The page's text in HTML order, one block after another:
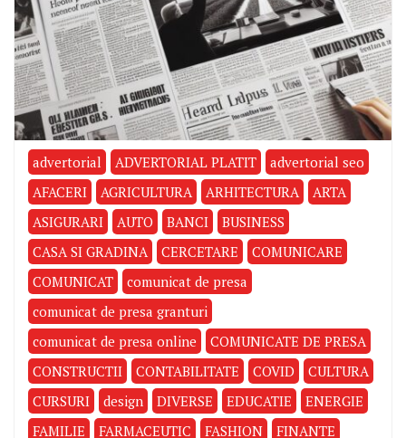
advertorial ADVERTORIAL PLATIT
advertorial seo
AFACERI
AGRICULTURA ARHITECTURA
ARTA
ASIGURARI
AUTO BANCI
BUSINESS
CASA SI GRADINA
CERCETARE
COMUNICARE
COMUNICAT
comunicat de presa
comunicat de presa granturi
comunicat de presa online
COMUNICATE DE PRESA
CONSTRUCTII
CONTABILITATE COVID
CULTURA
CURSURI
design DIVERSE EDUCATIE
ENERGIE
FAMILIE
FARMACEUTIC FASHION
FINANTE